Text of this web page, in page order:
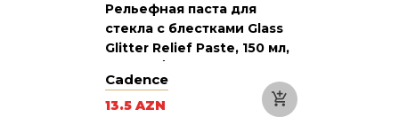
Рельефная паста для
стекла с блестками Glass
Glitter Relief Paste, 150 мл,
Cadence
13.5 AZN